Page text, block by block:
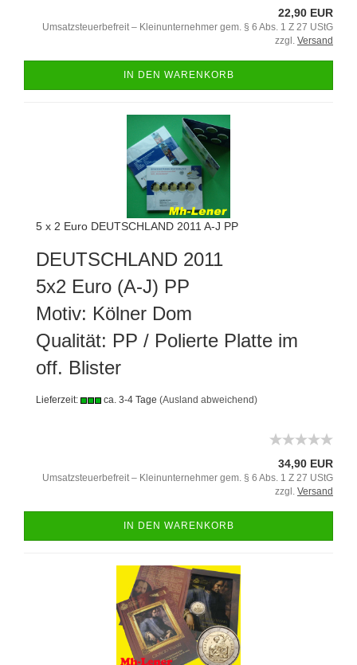
22,90 EUR
Umsatzsteuerbefreit – Kleinunternehmer gem. § 6 Abs. 1 Z 27 UStG
zzgl. Versand
IN DEN WARENKORB
5 x 2 Euro DEUTSCHLAND 2011 A-J PP
DEUTSCHLAND 2011
5x2 Euro (A-J) PP
Motiv: Kölner Dom
Qualität: PP / Polierte Platte im
off. Blister
Lieferzeit: ca. 3-4 Tage (Ausland abweichend)
34,90 EUR
Umsatzsteuerbefreit – Kleinunternehmer gem. § 6 Abs. 1 Z 27 UStG
zzgl. Versand
IN DEN WARENKORB